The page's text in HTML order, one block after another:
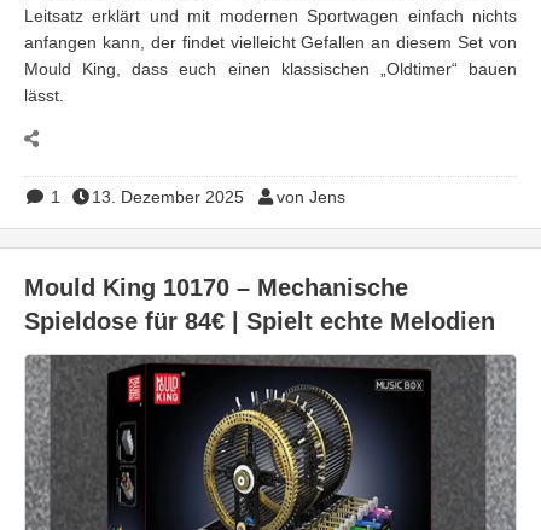
Leitsatz erklärt und mit modernen Sportwagen einfach nichts
anfangen kann, der findet vielleicht Gefallen an diesem Set von
Mould King, dass euch einen klassischen „Oldtimer“ bauen
lässt.
1 13. Dezember 2025 von Jens
Mould King 10170 – Mechanische
Spieldose für 84€ | Spielt echte Melodien